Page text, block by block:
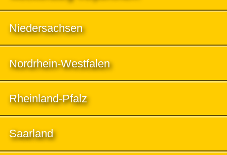
Niedersachsen
Nordrhein-Westfalen
Rheinland-Pfalz
Saarland